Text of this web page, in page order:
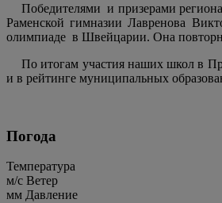
Победителями и призерами
Раменской гимназии Лавренова
олимпиаде в Швейцарии. Она
По итогам участия наших школ в
и в рейтинге муниципальных
Погода
Температура
м/c Ветер
мм Давление